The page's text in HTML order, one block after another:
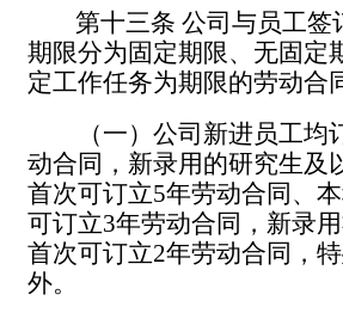
第十三条 公司与员工签
期限分为固定期限、无固定
定工作任务为期限的劳动合
（一）公司新进员工均
动合同，新录用的研究生及
首次可订立5年劳动合同、
可订立3年劳动合同，新录
首次可订立2年劳动合同，
外。